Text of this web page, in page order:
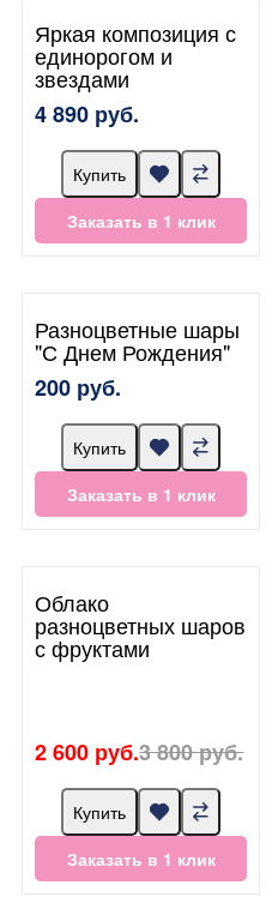
Яркая композиция с
единорогом и
звездами
4 890 руб.
Купить
Заказать в 1 клик
Разноцветные шары
"С Днем Рождения"
200 руб.
Купить
Заказать в 1 клик
Облако
разноцветных шаров
с фруктами
2 600 руб.3 800 руб.
Купить
Заказать в 1 клик